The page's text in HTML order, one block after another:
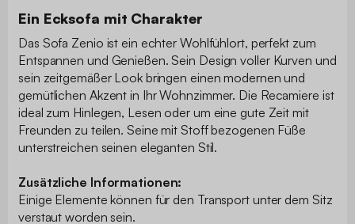
Ein Ecksofa mit Charakter
Das Sofa Zenio ist ein echter Wohlfühlort, perfekt zum
Entspannen und Genießen. Sein Design voller Kurven und
sein zeitgemäßer Look bringen einen modernen und
gemütlichen Akzent in Ihr Wohnzimmer. Die Recamiere ist
ideal zum Hinlegen, Lesen oder um eine gute Zeit mit
Freunden zu teilen. Seine mit Stoff bezogenen Füße
unterstreichen seinen eleganten Stil.
Zusätzliche Informationen:
Einige Elemente können für den Transport unter dem Sitz
verstaut worden sein.